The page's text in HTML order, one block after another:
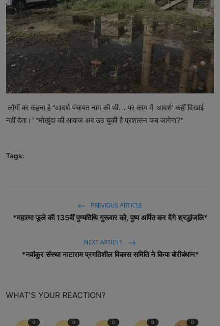
लोगों का कहना है “आदर्श पंचायत नाम की थी… पर काम में ‘आदर्श’ कहीं दिखाई
नहीं देता।” *मोखुंदा की आवाज अब उठ चुकी है प्रशासन कब जागेगा?*
Tags:
PREVIOUS ARTICLE
*महात्मा फूले की 135वीं पुण्यतिथि गुरूवार को, पुष्प अर्पित कर देंगे श्रद्धांजलि*
NEXT ARTICLE
*नवांकुर संस्था नाटाराम प्रगतिशील विकास समिति ने किया बोरीबंधान*
WHAT'S YOUR REACTION?
0 0 0 0 0